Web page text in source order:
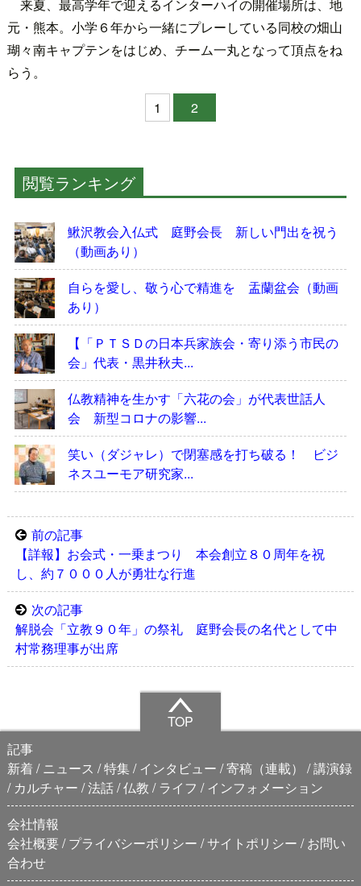
来夏、最高学年で迎えるインターハイの開催場所は、地
元・熊本。小学６年から一緒にプレーしている同校の畑山
瑚々南キャプテンをはじめ、チーム一丸となって頂点をね
らう。
1
2
閲覧ランキング
鰍沢教会入仏式 庭野会長 新しい門出を祝う
（動画あり）
自らを愛し、敬う心で精進を 盂蘭盆会（動画
あり）
【「ＰＴＳＤの日本兵家族会・寄り添う市民の
会」代表・黒井秋夫...
仏教精神を生かす「六花の会」が代表世話人
会 新型コロナの影響...
笑い（ダジャレ）で閉塞感を打ち破る！ ビジ
ネスユーモア研究家...
前の記事
【詳報】お会式・一乗まつり 本会創立８０周年を祝
し、約７０００人が勇壮な行進
次の記事
解脱会「立教９０年」の祭礼 庭野会長の名代として中
村常務理事が出席
TOP
記事
新着
ニュース 特集 インタビュー 寄稿（連載）
講演録
カルチャー 法話 仏教 ライフ
インフォメーション
会社情報
会社概要 プライバシーポリシー サイトポリシー
お問い
合わせ